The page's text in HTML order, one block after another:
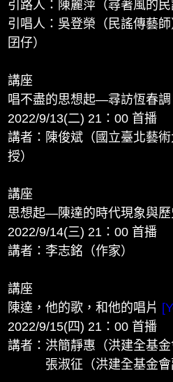
引路人：陳麗萍（尋著風的民
引唱人：吳登榮（民謠傳藝
囝仔）
講座
唱不盡的思想起—尋訪恆春調
2022/9/13(二) 21：00 首播
講者：陳俊斌（國立臺北藝
授）
講座
思想起—陳達的時代現象與歷
2022/9/14(三) 21：00 首播
講者：李志銘（作家）
講座
陳達，他的歌，和他的唱片
2022/9/15(四) 21：00 首播
講者：洪簡靜惠（洪建全基金
張淑征（洪建全基金會副